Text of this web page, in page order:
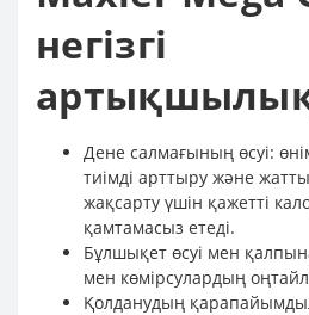
негізгі
Дене салмағының өсуі:
тиімді арттыру және
жақсарту үшін қажетті
қамтамасыз етеді.
Бұлшықет өсуі мен
мен көмірсулардың
Қолданудың